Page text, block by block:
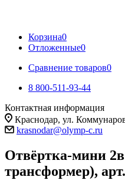
Корзина0
Отложенные0
Сравнение товаров0
8 800-511-93-44
Контактная информация
Краснодар, ул.
krasnodar@olymp-c.ru
Отвёртка-мини
трансформер),